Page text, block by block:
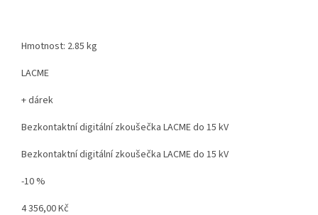
Hmotnost: 2.85 kg
LACME
+ dárek
Bezkontaktní digitální zkoušečka LACME do 15 kV
Bezkontaktní digitální zkoušečka LACME do 15 kV
-10 %
4 356,00 Kč